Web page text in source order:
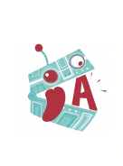
contenu